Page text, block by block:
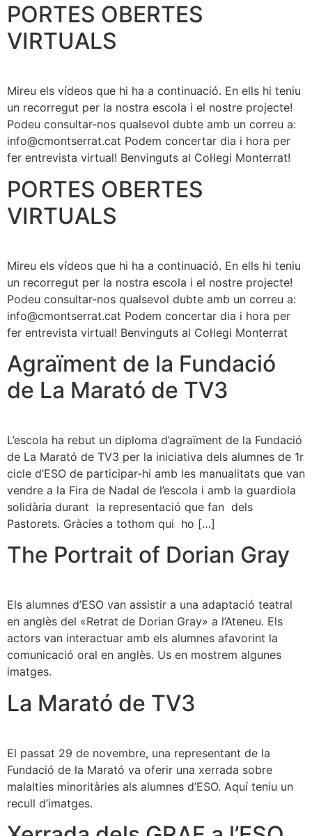
PORTES OBERTES
VIRTUALS
Mireu els vídeos que hi ha a continuació. En ells hi teniu
un recorregut per la nostra escola i el nostre projecte!
Podeu consultar-nos qualsevol dubte amb un correu a:
info@cmontserrat.cat Podem concertar dia i hora per
fer entrevista virtual! Benvinguts al Col·legi Monterrat!
PORTES OBERTES
VIRTUALS
Mireu els vídeos que hi ha a continuació. En ells hi teniu
un recorregut per la nostra escola i el nostre projecte!
Podeu consultar-nos qualsevol dubte amb un correu a:
info@cmontserrat.cat Podem concertar dia i hora per
fer entrevista virtual! Benvinguts al Col·legi Monterrat
Agraïment de la Fundació
de La Marató de TV3
L’escola ha rebut un diploma d’agraïment de la Fundació
de La Marató de TV3 per la iniciativa dels alumnes de 1r
cicle d’ESO de participar-hi amb les manualitats que van
vendre a la Fira de Nadal de l’escola i amb la guardiola
solidària durant la representació que fan dels
Pastorets. Gràcies a tothom qui ho […]
The Portrait of Dorian Gray
Els alumnes d’ESO van assistir a una adaptació teatral
en anglès del «Retrat de Dorian Gray» a l’Ateneu. Els
actors van interactuar amb els alumnes afavorint la
comunicació oral en anglès. Us en mostrem algunes
imatges.
La Marató de TV3
El passat 29 de novembre, una representant de la
Fundació de la Marató va oferir una xerrada sobre
malalties minoritàries als alumnes d’ESO. Aquí teniu un
recull d’imatges.